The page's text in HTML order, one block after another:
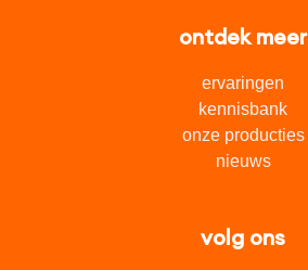
ontdek meer
ervaringen
kennisbank
onze producties
nieuws
volg ons